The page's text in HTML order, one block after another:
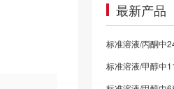
最新产品